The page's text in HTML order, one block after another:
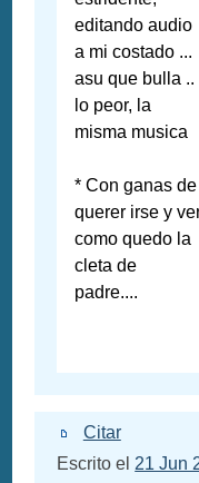
editando audio
a mi costado ...
asu que bulla ..
lo peor, la
misma musica
* Con ganas de
querer irse y
como quedo la
cleta de
padre....
Citar
Escrito el 21 Jun